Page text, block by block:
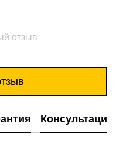
отзыв
Консультация